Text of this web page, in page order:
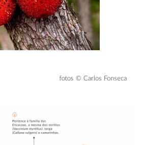
fotos © Carlos Fonseca